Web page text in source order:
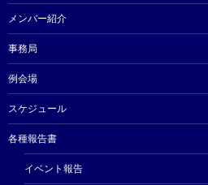
メンバー紹介
事務局
例会場
スケジュール
各種報告書
イベント報告